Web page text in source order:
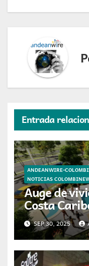
Entrada
ANDEANWIRE-
NOTICIAS
Auge de
Costa
entrega
Valleyville
SEP 30, 2025